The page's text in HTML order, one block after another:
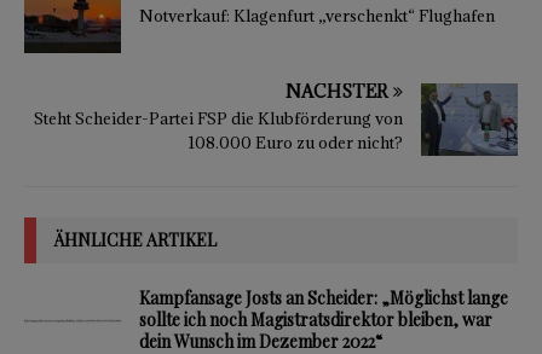
Notverkauf: Klagenfurt „verschenkt“ Flughafen
NÄCHSTER
Steht Scheider-Partei FSP die Klubförderung von
108.000 Euro zu oder nicht?
ÄHNLICHE ARTIKEL
Kampfansage Josts an Scheider: „Möglichst lange
sollte ich noch Magistratsdirektor bleiben, war
dein Wunsch im Dezember 2022“